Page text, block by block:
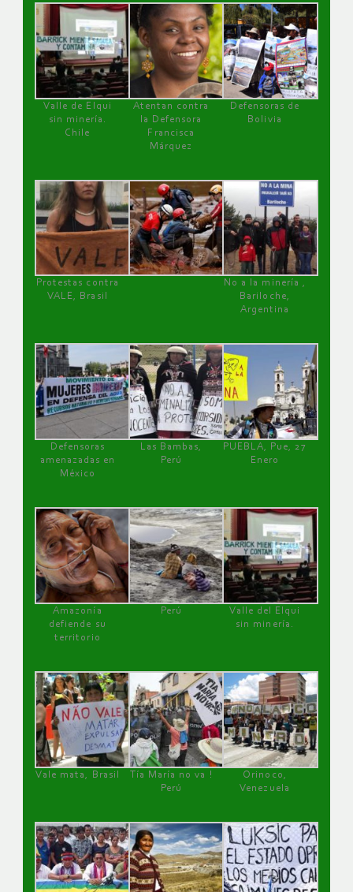
Valle de Elqui
sin minería.
Chile
Atentan contra
la Defensora
Francisca
Márquez
Defensoras de
Bolivia
Protestas contra
VALE, Brasil
No a la minería ,
Bariloche,
Argentina
Defensoras
amenazadas en
México
Las Bambas,
Perú
PUEBLA, Pue, 27
Enero
Amazonía
defiende su
territorio
Perú
Valle del Elqui
sin minería.
Vale mata, Brasil
Tía María no va !
Perú
Orinoco,
Venezuela